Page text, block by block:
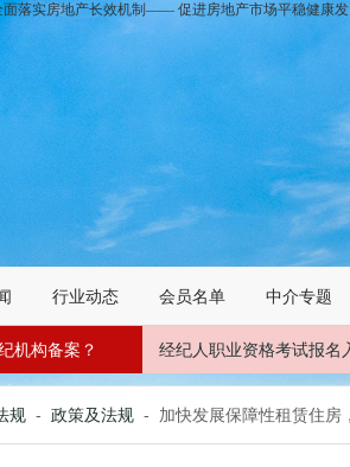
面落实房地产长效机制—— 促进房地产市场平稳健康发
行业动态 会员名单 中介专题
机构备案？ 经纪人职业资格考试报名
规 - 政策及法规 - 加快发展保障性租赁住